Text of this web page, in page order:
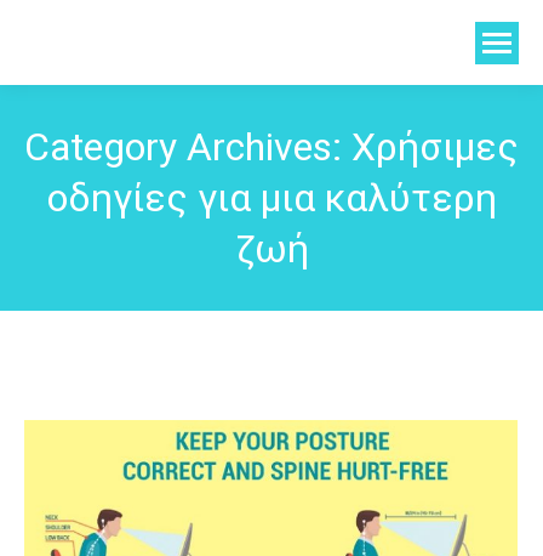
Category Archives: Χρήσιμες
οδηγίες για μια καλύτερη
ζωή